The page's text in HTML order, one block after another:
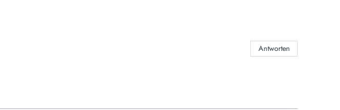
Antworten